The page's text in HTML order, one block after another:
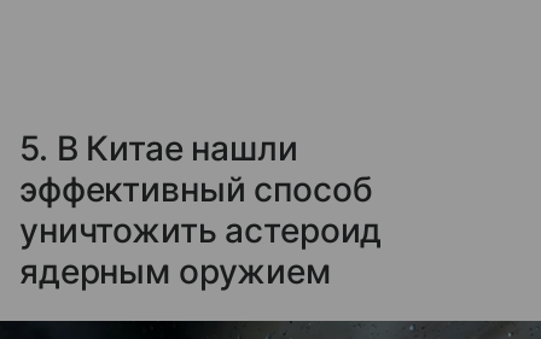
5. В Китае нашли
эффективный способ
уничтожить астероид
ядерным оружием